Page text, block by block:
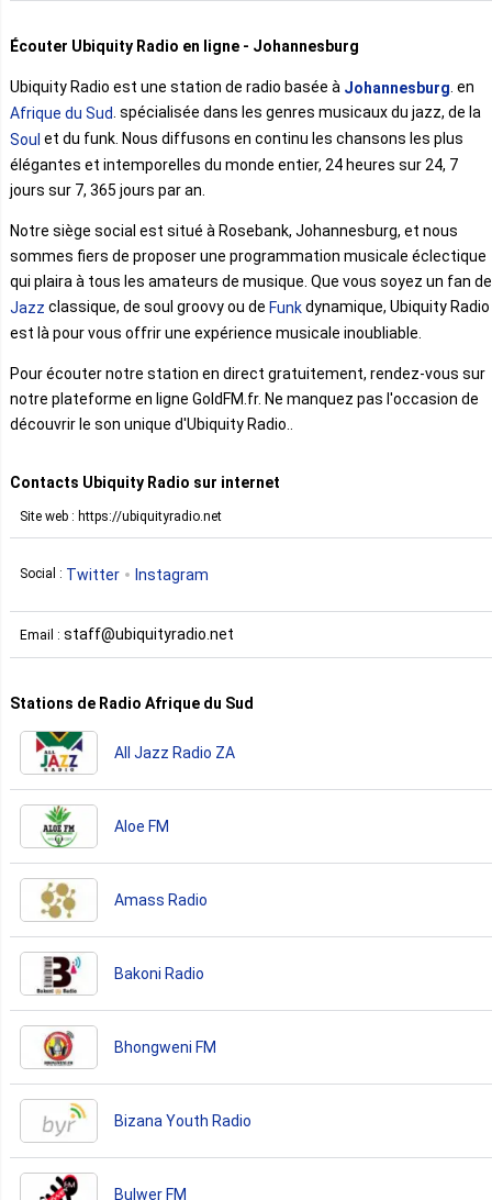
Écouter Ubiquity Radio en ligne - Johannesburg
Ubiquity Radio est une station de radio basée à Johannesburg . en
Afrique du Sud. spécialisée dans les genres musicaux du jazz, de la
Soul et du funk. Nous diffusons en continu les chansons les plus
élégantes et intemporelles du monde entier, 24 heures sur 24, 7
jours sur 7, 365 jours par an.
Notre siège social est situé à Rosebank, Johannesburg, et nous
sommes fiers de proposer une programmation musicale éclectique
qui plaira à tous les amateurs de musique. Que vous soyez un fan de
Jazz classique, de soul groovy ou de Funkdynamique, Ubiquity Radio
est là pour vous offrir une expérience musicale inoubliable.
Pour écouter notre station en direct gratuitement, rendez-vous sur
notre plateforme en ligne GoldFM.fr. Ne manquez pas l'occasion de
découvrir le son unique d'Ubiquity Radio..
Contacts Ubiquity Radio sur internet
Site web : https://ubiquityradio.net
Social : Twitter Instagram
Email : staff@ubiquityradio.net
Stations de Radio Afrique du Sud
All Jazz Radio ZA
Aloe FM
Amass Radio
Bakoni Radio
Bhongweni FM
Bizana Youth Radio
Bulwer FM